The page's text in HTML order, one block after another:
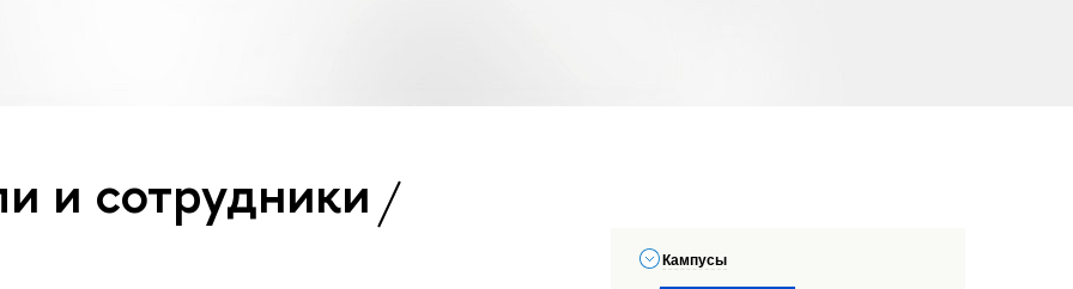
Кампусы
и сотрудники